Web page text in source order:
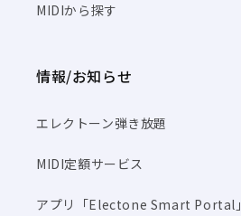
MIDIから探す
情報/お知らせ
エレクトーン弾き放題
MIDI定額サービス
アプリ「Electone Smart Portal」